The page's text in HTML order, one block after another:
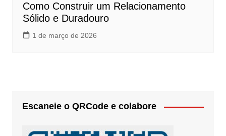
Como Construir um Relacionamento
Sólido e Duradouro
1 de março de 2026
Escaneie o QRCode e colabore